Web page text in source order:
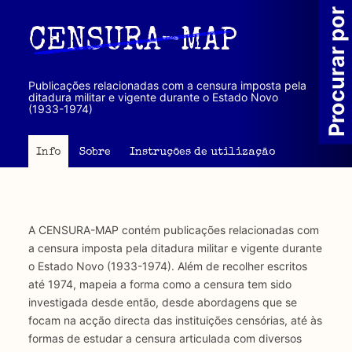
principal
CENSURA-MAP
Publicações relacionadas com a censura imposta pela
ditadura militar e vigente durante o Estado Novo
(1933-1974)
Info Sobre Instruções de utilização
A CENSURA-MAP contém publicações relacionadas com
a censura imposta pela ditadura militar e vigente durante
o Estado Novo (1933-1974). Além de recolher escritos
até 1974, mapeia a forma como a censura tem sido
investigada desde então, desde abordagens que se
focam na acção directa das instituições censórias, até às
formas de estudar a censura articulada com diversos
Procurar por